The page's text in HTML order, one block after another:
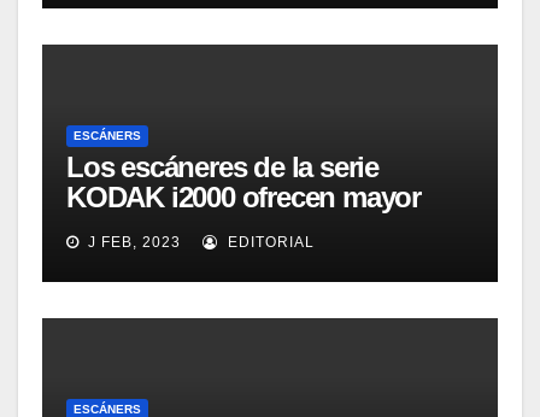
LabOne
ESCÁNERS
Los escáneres de la serie
KODAK i2000 ofrecen mayor
eficacia, productividad y
colaboración en la oficina
J FEB, 2023 EDITORIAL
ESCÁNERS